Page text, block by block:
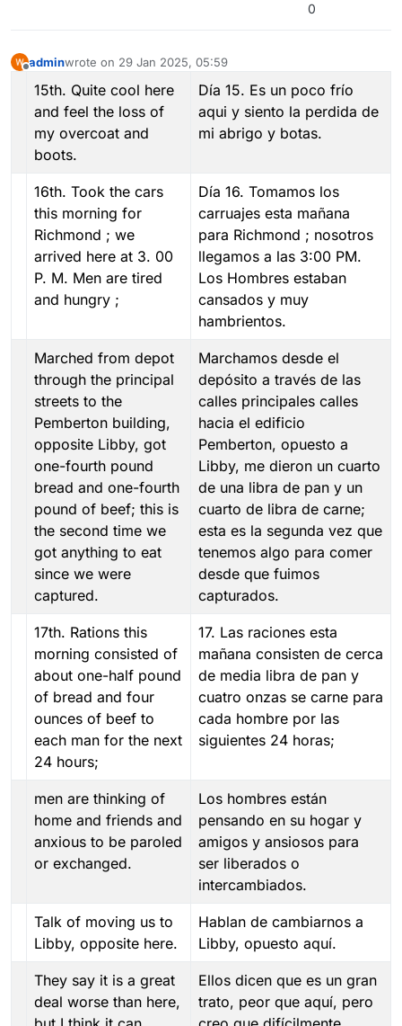
0
adminwrote on 29 Jan 2025, 05:59
last edited by
15th. Quite cool here
and feel the loss of
my overcoat and
boots.
Día 15. Es un poco frío
aqui y siento la perdida de
mi abrigo y botas.
16th. Took the cars
this morning for
Richmond ; we
arrived here at 3. 00
P. M. Men are tired
and hungry ;
Día 16. Tomamos los
carruajes esta mañana
para Richmond ; nosotros
llegamos a las 3:00 PM.
Los Hombres estaban
cansados y muy
hambrientos.
Marched from depot
through the principal
streets to the
Pemberton building,
opposite Libby, got
one-fourth pound
bread and one-fourth
pound of beef; this is
the second time we
got anything to eat
since we were
captured.
Marchamos desde el
depósito a través de las
calles principales calles
hacia el edificio
Pemberton, opuesto a
Libby, me dieron un cuarto
de una libra de pan y un
cuarto de libra de carne;
esta es la segunda vez que
tenemos algo para comer
desde que fuimos
capturados.
17th. Rations this
morning consisted of
about one-half pound
of bread and four
ounces of beef to
each man for the next
24 hours;
17. Las raciones esta
mañana consisten de cerca
de media libra de pan y
cuatro onzas se carne para
cada hombre por las
siguientes 24 horas;
men are thinking of
home and friends and
anxious to be paroled
or exchanged.
Los hombres están
pensando en su hogar y
amigos y ansiosos para
ser liberados o
intercambiados.
Talk of moving us to
Libby, opposite here.
Hablan de cambiarnos a
Libby, opuesto aquí.
They say it is a great
deal worse than here,
Ellos dicen que es un gran
trato, peor que aquí, pero